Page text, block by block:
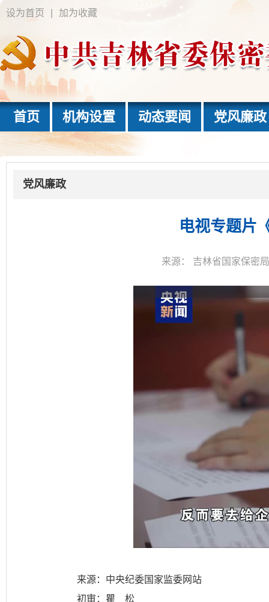
设为首页 加为收藏
首页 机构设置 动态要闻 党风廉政
党风廉政
电视专题片
来源： 吉林省国家保密局
来源：中央纪委国家监委网站
初审：瞿 松